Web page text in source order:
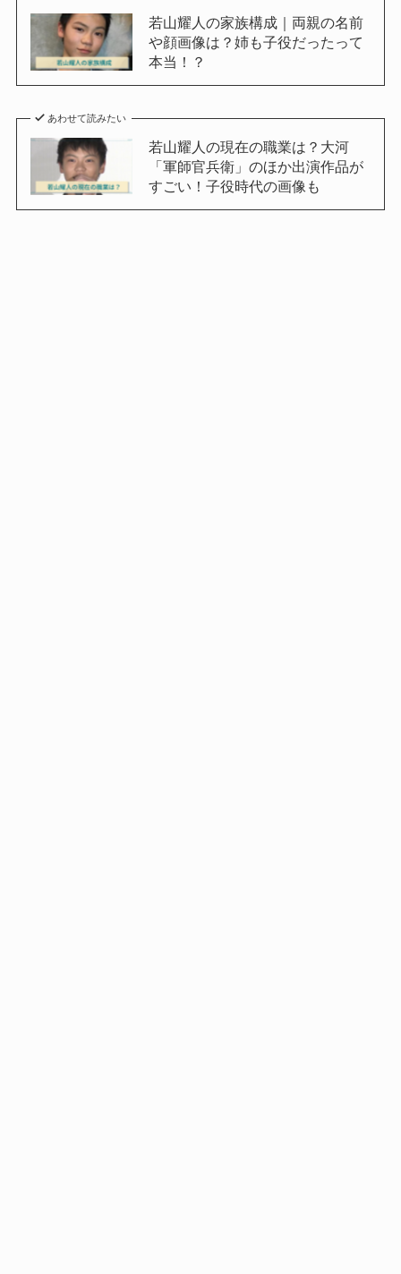
若山耀人の家族構成｜両親の名前
や顔画像は？姉も子役だったって
本当！？
あわせて読みたい
若山耀人の現在の職業は？大河
「軍師官兵衛」のほか出演作品が
すごい！子役時代の画像も